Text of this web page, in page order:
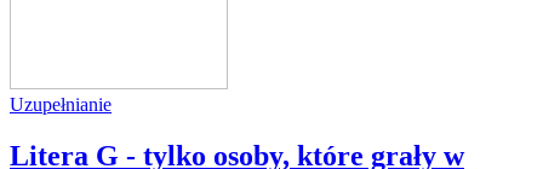
Uzupełnianie
Litera G - tylko osoby, które grały w